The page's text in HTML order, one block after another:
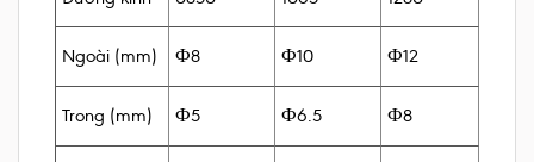
Ngoài (mm) Ф8 Ф10 Ф12
Trong (mm) Ф5 Ф6.5 Ф8